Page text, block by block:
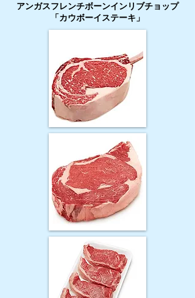
アンガスフレンチボーンインリブチョップ
「カウボーイステーキ」